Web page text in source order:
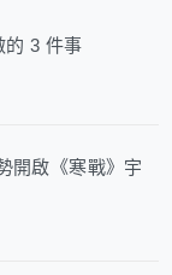
的 3 件事
開啟《寒戰》宇